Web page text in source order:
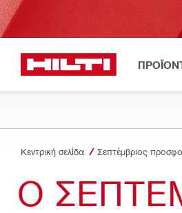
Κεντρική σελίδα Σεπτέμβριος
Ο